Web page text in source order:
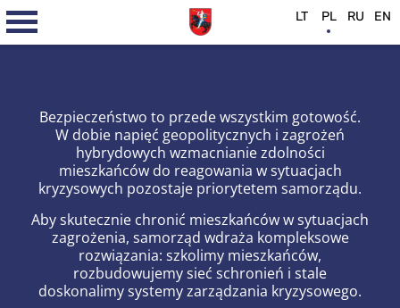
Bezpieczeństwo to przede wszystkim gotowość.
W dobie napięć geopolitycznych i zagrożeń
hybrydowych wzmacnianie zdolności
mieszkańców do reagowania w sytuacjach
kryzysowych pozostaje priorytetem samorządu.
Aby skutecznie chronić mieszkańców w sytuacjach
zagrożenia, samorząd wdraża kompleksowe
rozwiązania: szkolimy mieszkańców,
rozbudowujemy sieć schronień i stale
doskonalimy systemy zarządzania kryzysowego.
LT PL RU EN